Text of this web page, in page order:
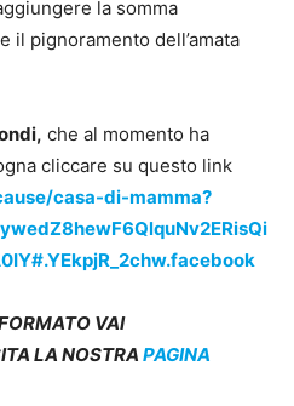
la somma
il pignoramento dell’amata
che al momento ha
cliccare su questo link
casa-di-mamma?
VAI
LA NOSTRA PAGINA